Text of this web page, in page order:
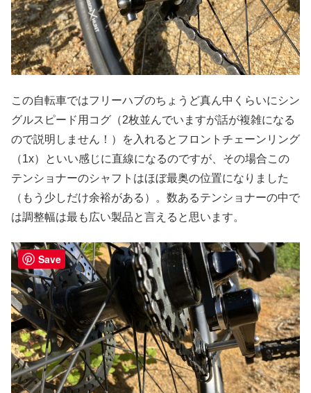
この自転車ではフリーハブのちょうど真ん中くらいにシン
グルスピード用コグ（2枚並んでいますが話が複雑になる
ので説明しません！）を入れるとフロントチェーンリング
（1x）といい感じに直線になるのですが、その場合この
テンショナーのシャフトはほぼ最奥の位置になりました
（もう少しだけ余裕がある）。数あるテンショナーの中で
は調整幅は最も広い製品と言えると思います。
Save